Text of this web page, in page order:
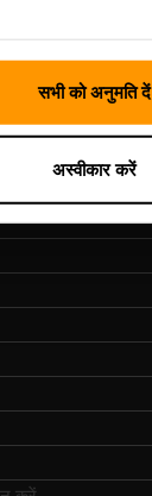
सभी को अनुमति दें
अस्वीकार करें